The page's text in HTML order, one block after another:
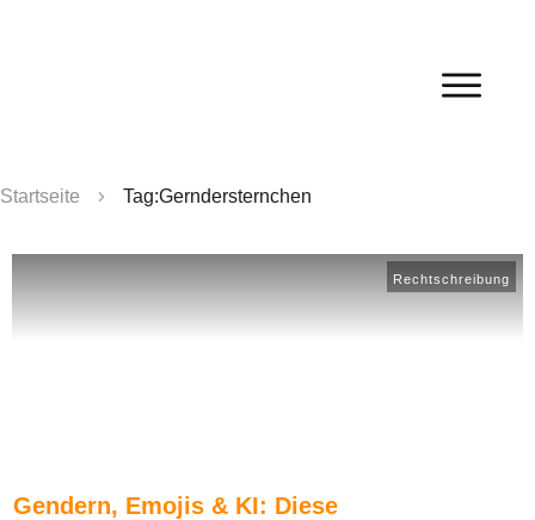
Startseite Tag:Gerndersternchen
Rechtschreibung
Gendern, Emojis & KI: Diese